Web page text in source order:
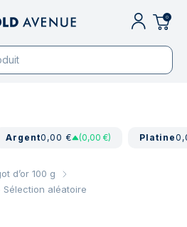
0
Argent0,00 € (0,00 €) Platine
d’or 100 g
Sélection aléatoire